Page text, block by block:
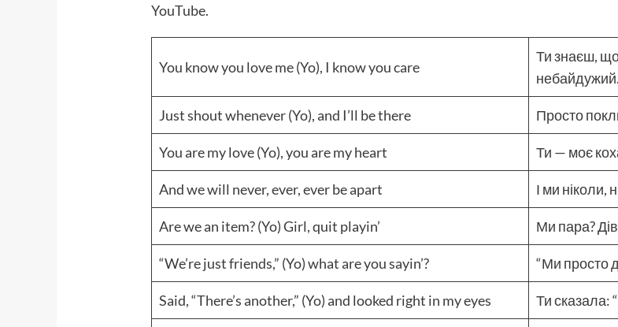
YouTube.
You know you love me (Yo), I know you care
Ти знаєш,
небайдужий.
Just shout whenever (Yo), and I’ll be there Просто
You are my love (Yo), you are my heart Ти — моє
And we will never, ever, ever be apart І ми ніколи,
Are we an item? (Yo) Girl, quit playin’ Ми пара?
“We’re just friends,” (Yo) what are you sayin’? “Ми просто
Said, “There’s another,” (Yo) and looked right in my eyes Ти сказала: